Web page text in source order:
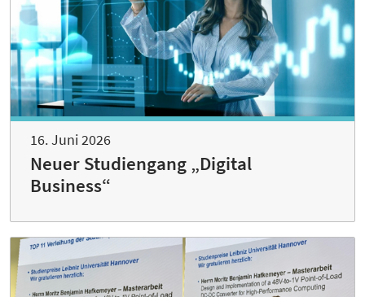
16. Juni 2026
Neuer Studiengang „Digital
Business“